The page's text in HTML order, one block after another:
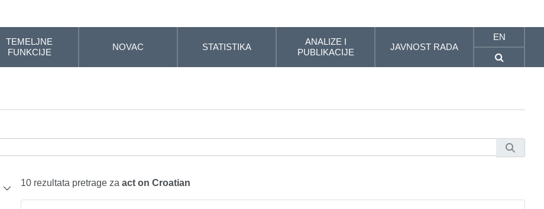
TEMELJNE
FUNKCIJE
NOVAC STATISTIKA
ANALIZE I
PUBLIKACIJE
JAVNOST RADA
EN
10 rezultata pretrage za act on Croatian